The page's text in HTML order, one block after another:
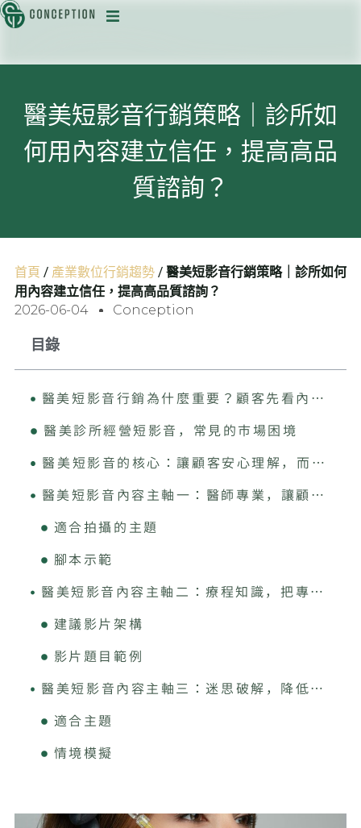
醫美短影音行銷策略｜診所如
何用內容建立信任，提高高品
質諮詢？
首頁 / 產業數位行銷趨勢 /醫美短影音行銷策略｜診所如何
用內容建立信任，提高高品質諮詢？
2026-06-04 Conception
目錄
醫美短影音行銷為什麼重要？顧客先看內容，才敢預約諮詢
醫美診所經營短影音，常見的市場困境
醫美短影音的核心：讓顧客安心理解，而不是刺激焦慮
醫美短影音內容主軸一：醫師專業，讓顧客知道誰在幫他判斷
適合拍攝的主題
腳本示範
醫美短影音內容主軸二：療程知識，把專業名詞變成顧客聽得懂的內容
建議影片架構
影片題目範例
醫美短影音內容主軸三：迷思破解，降低錯誤期待，提高諮詢品質
適合主題
情境模擬
適合拍攝的品牌型主題